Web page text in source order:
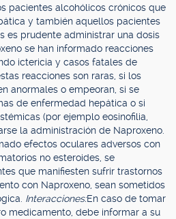
pacientes alcohólicos crónicos que
y también aquellos pacientes
es prudente administrar una dosis
se han informado reacciones
ictericia y casos fatales de
reacciones son raras, si los
anormales o empeoran, si se
de enfermedad hepática o si
(por ejemplo eosinofilia,
la administración de Naproxeno.
efectos oculares adversos con
no esteroides, se
que manifiesten sufrir trastornos
con Naproxeno, sean sometidos
Interacciones:En caso de tomar
medicamento, debe informar a su